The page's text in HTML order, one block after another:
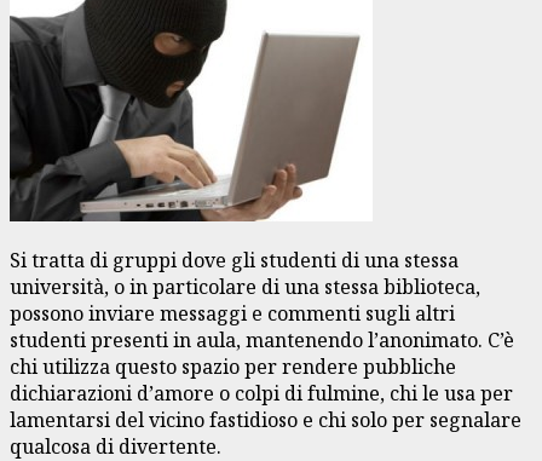
Si tratta di gruppi dove gli studenti di una stessa
università, o in particolare di una stessa biblioteca,
possono inviare messaggi e commenti sugli altri
studenti presenti in aula, mantenendo l’anonimato. C’è
chi utilizza questo spazio per rendere pubbliche
dichiarazioni d’amore o colpi di fulmine, chi le usa per
lamentarsi del vicino fastidioso e chi solo per segnalare
qualcosa di divertente.